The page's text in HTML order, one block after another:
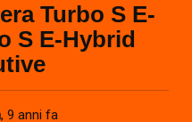
Turbo S E-
S E-Hybrid
, 9 anni fa